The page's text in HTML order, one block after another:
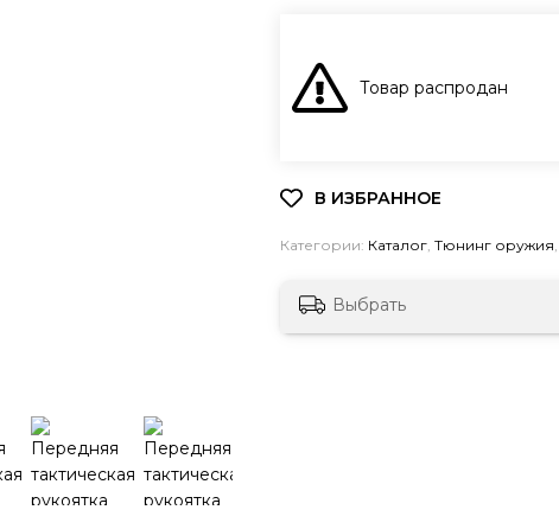
Товар распродан
Категории: Каталог, Тюнинг оружия,
Выбрать